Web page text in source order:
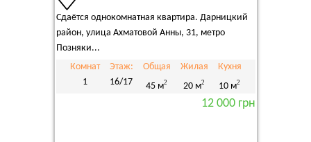
Сдаётся однокомнатная квартира. Дарницкий
район, улица Ахматовой Анны, 31, метро
Позняки...
Комнат
1
Этаж:
16/17
Общая
45 м2
Жилая
20 м2
Кухня
10 м2
12 000 грн